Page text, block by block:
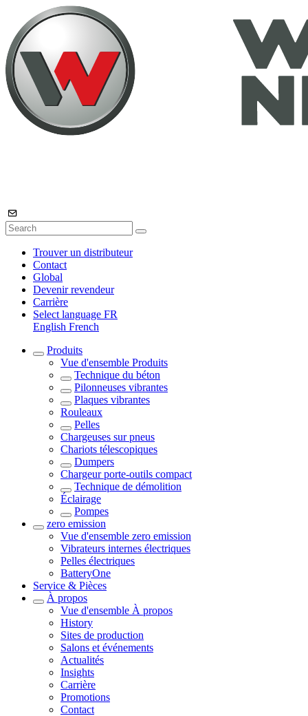
Trouver un distributeur
Contact
Global
Devenir revendeur
Carrière
Select language FR
English French
Produits
Vue d'ensemble Produits
Technique du béton
Pilonneuses vibrantes
Plaques vibrantes
Rouleaux
Pelles
Chargeuses sur pneus
Chariots télescopiques
Dumpers
Chargeur porte-outils compact
Technique de démolition
Éclairage
Pompes
zero emission
Vue d'ensemble zero emission
Vibrateurs internes électriques
Pelles électriques
BatteryOne
Service & Pièces
À propos
Vue d'ensemble À propos
History
Sites de production
Salons et événements
Actualités
Insights
Carrière
Promotions
Contact